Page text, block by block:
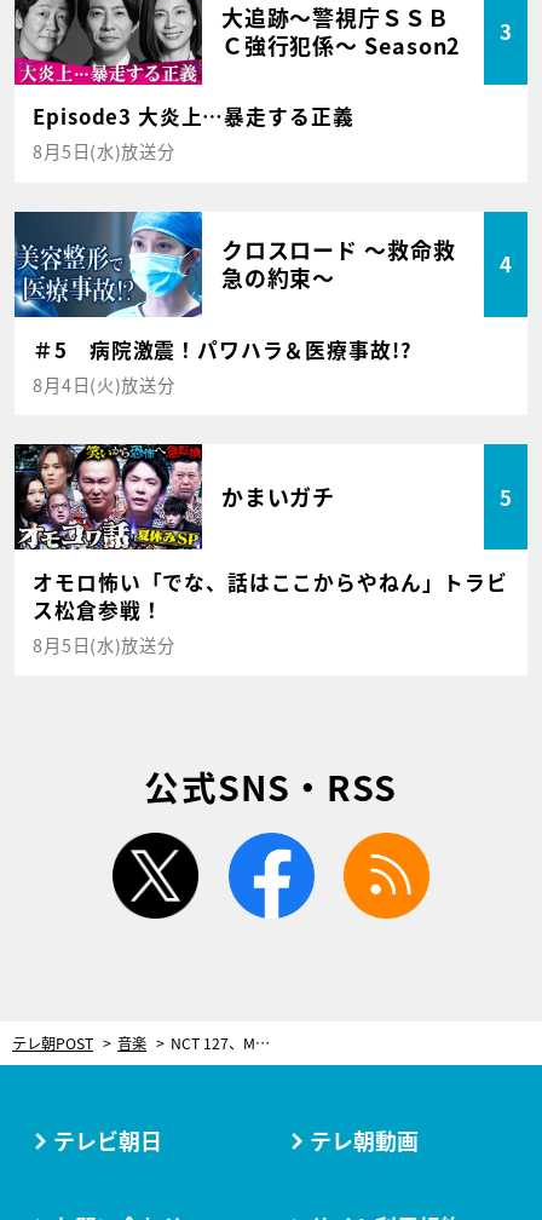
大追跡～警視庁ＳＳＢ
Ｃ強行犯係～ Season2
3
Episode3 大炎上…暴走する正義
8月5日(水)放送分
クロスロード ～救命救
急の約束～
4
＃5 病院激震！パワハラ＆医療事故!?
8月4日(火)放送分
かまいガチ 5
オモロ怖い「でな、話はここからやねん」トラビ
ス松倉参戦！
8月5日(水)放送分
公式SNS・RSS
twitter facebook
テレ朝POST 音楽 NCT 127、Mステ初登場！ユウタ「カッコいいパフォーマンスをお見せできるように頑張りたい」
テレビ朝日 テレ朝動画